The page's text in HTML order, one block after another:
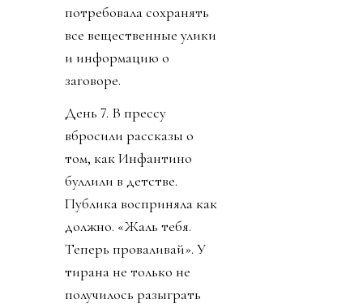
потребовала сохранять
все вещественные улики
и информацию о
заговоре.
День 7. В прессу
вбросили рассказы о
том, как Инфантино
буллили в детстве.
Публика восприняла как
должно. «Жаль тебя.
Теперь проваливай». У
тирана не только не
получилось разыграть